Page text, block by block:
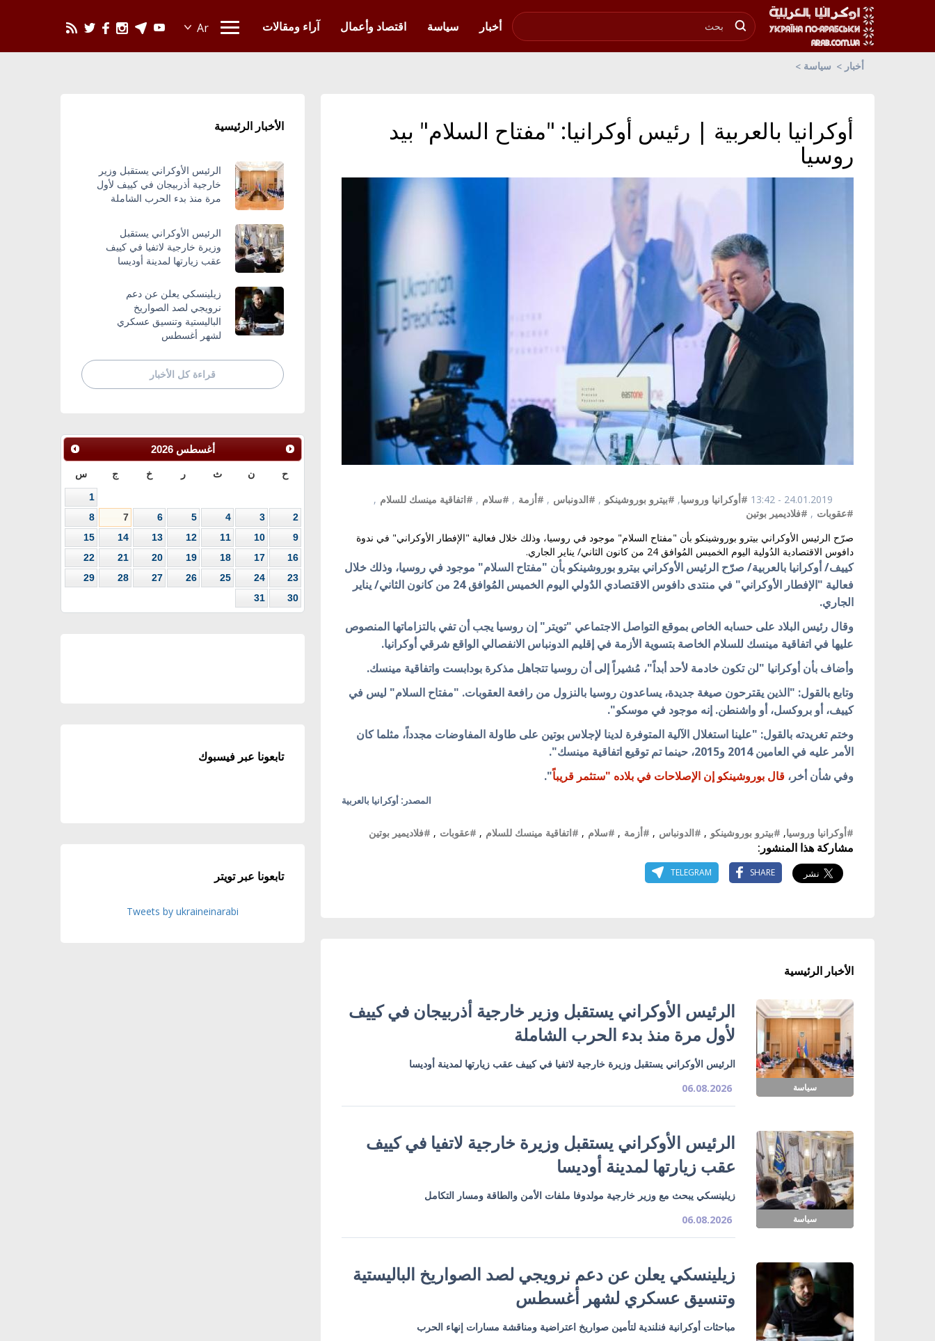
أخبار
سياسة اقتصاد وأعمال آراء ومقالات
أخبار سياسة
أوكرانيا بالعربية | رئيس أوكرانيا: "مفتاح السلام" بيد
روسيا
24.01.2019 - 13:42 #أوكرانيا وروسيا, #بيترو بوروشينكو , #الدونباس , #أزمة , #سلام , #اتفاقية مينسك للسلام ,
#عقوبات , #فلاديمير بوتين
صرّح الرئيس الأوكراني بيترو بوروشينكو بأن "مفتاح السلام" موجود في روسيا، وذلك خلال فعالية "الإفطار الأوكراني" في ندوة
دافوس الاقتصادية الدُولية اليوم الخميس المُوافق 24 من كانون الثاني/ يناير الجاري.
كييف/ أوكرانيا بالعربية/ صرّح الرئيس الأوكراني بيترو بوروشينكو بأن "مفتاح السلام" موجود في روسيا، وذلك خلال
فعالية "الإفطار الأوكراني" في منتدى دافوس الاقتصادي الدُولي اليوم الخميس المُوافق 24 من كانون الثاني/ يناير
الجاري.
وقال رئيس البلاد على حسابه الخاص بموقع التواصل الاجتماعي "تويتر" إن روسيا يجب أن تفي بالتزاماتها المنصوص
عليها في اتفاقية مينسك للسلام الخاصة بتسوية الأزمة في إقليم الدونباس الانفصالي الواقع شرقي أوكرانيا.
وأضاف بأن أوكرانيا "لن تكون خادمة لأحد أبداً"، مُشيراً إلى أن روسيا تتجاهل مذكرة بودابست واتفاقية مينسك.
وتابع بالقول: "الذين يقترحون صيغة جديدة، يساعدون روسيا بالنزول من رافعة العقوبات. "مفتاح السلام" ليس في
كييف، أو بروكسل، أو واشنطن. إنه موجود في موسكو".
وختم تغريدته بالقول: "علينا استغلال الآلية المتوفرة لدينا لإجلاس بوتين على طاولة المفاوضات مجدداً، مثلما كان
الأمر عليه في العامين 2014 و2015، حينما تم توقيع اتفاقية مينسك".
وفي شأن أخر، قال بوروشينكو إن الإصلاحات في بلاده "ستثمر قريباً".
المصدر: أوكرانيا بالعربية
#أوكرانيا وروسيا, #بيترو بوروشينكو , #الدونباس , #أزمة , #سلام , #اتفاقية مينسك للسلام , #عقوبات , #فلاديمير بوتين
مشاركة هذا المنشور:
SHARE
TELEGRAM
الأخبار الرئيسية
سياسة
الرئيس الأوكراني يستقبل وزير خارجية أذربيجان في كييف
لأول مرة منذ بدء الحرب الشاملة
الرئيس الأوكراني يستقبل وزيرة خارجية لاتفيا في كييف عقب زيارتها لمدينة أوديسا
06.08.2026
سياسة
الرئيس الأوكراني يستقبل وزيرة خارجية لاتفيا في كييف
عقب زيارتها لمدينة أوديسا
زيلينسكي يبحث مع وزير خارجية مولدوفا ملفات الأمن والطاقة ومسار التكامل
06.08.2026
زيلينسكي يعلن عن دعم نرويجي لصد الصواريخ الباليستية
وتنسيق عسكري لشهر أغسطس
مباحثات أوكرانية فنلندية لتأمين صواريخ اعتراضية ومناقشة مسارات إنهاء الحرب
الأخبار الرئيسية
الرئيس الأوكراني يستقبل وزير
خارجية أذربيجان في كييف لأول
مرة منذ بدء الحرب الشاملة
الرئيس الأوكراني يستقبل
وزيرة خارجية لاتفيا في كييف
عقب زيارتها لمدينة أوديسا
زيلينسكي يعلن عن دعم
نرويجي لصد الصواريخ
الباليستية وتنسيق عسكري
لشهر أغسطس
قراءة كل الأخبار
أغسطس 2026
ح ن ث ر خ ج س
1
2
3
4
5
6
7
8
9
10
11
12
13
14
15
16
17
18
19
20
21
22
23
24
25
26
27
28
29
30
31
تابعونا عبر فيسبوك
تابعونا عبر تويتر
Tweets by ukraineinarabi